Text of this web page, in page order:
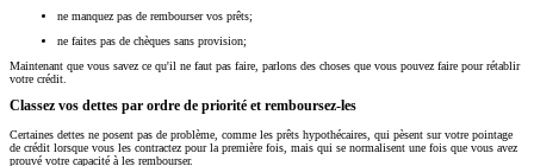
ne manquez pas de rembourser vos prêts;
ne faites pas de chèques sans provision;
Maintenant que vous savez ce qu'il ne faut pas faire, parlons des choses que vous pouvez faire pour rétablir
votre crédit.
Classez vos dettes par ordre de priorité et remboursez-les
Certaines dettes ne posent pas de problème, comme les prêts hypothécaires, qui pèsent sur votre pointage
de crédit lorsque vous les contractez pour la première fois, mais qui se normalisent une fois que vous avez
prouvé votre capacité à les rembourser.